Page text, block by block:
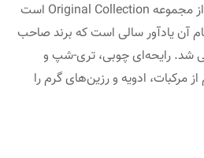
Christian، نسخه‌ای مردانه از مجموعه Original Collection است
شد. نام آن یادآور سالی است که برند صاحب
شد. رایحه‌ای چوبی، تری-شپ و
مرکبات، ادویه و رزین‌های گرم را